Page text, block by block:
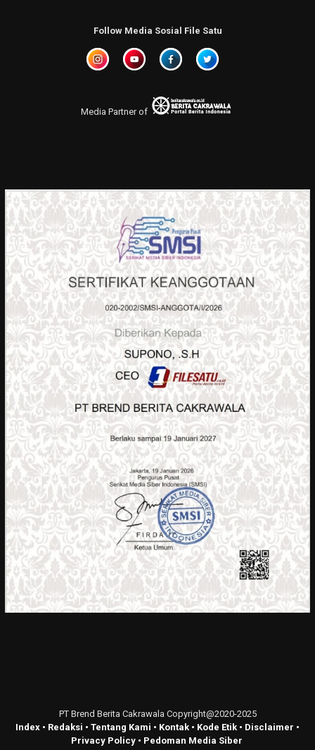
Follow Media Sosial File Satu
Media Partner of
PT Brend Berita Cakrawala Copyright@2020-2025
Index • Redaksi • Tentang Kami • Kontak • Kode Etik • Disclaimer •
Privacy Policy• Pedoman Media Siber